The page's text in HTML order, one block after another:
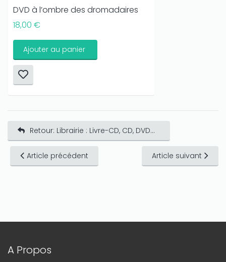
DVD à l’ombre des dromadaires
18,00 €
Ajouter au panier
Retour: Librairie : Livre-CD, CD, DVD...
Article précédent Article suivant
A Propos